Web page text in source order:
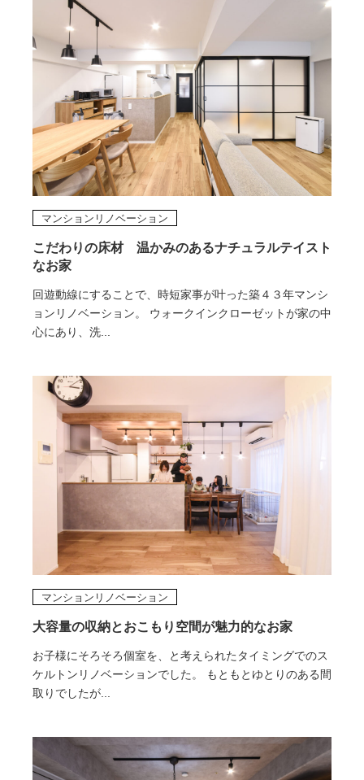
こだわりの床材 温かみのあるナチュラルテイスト
なお家
回遊動線にすることで、時短家事が叶った築４３年マンシ
ョンリノベーション。 ウォークインクローゼットが家の中
心にあり、洗...
マンションリノベーション
大容量の収納とおこもり空間が魅力的なお家
お子様にそろそろ個室を、と考えられたタイミングでのス
ケルトンリノベーションでした。 もともとゆとりのある間
取りでしたが...
マンションリノベーション